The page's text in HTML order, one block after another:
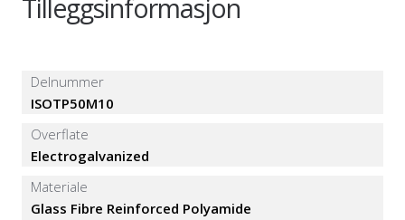
Tilleggsinformasjon
Delnummer
ISOTP50M10
Overflate
Electrogalvanized
Materiale
Glass Fibre Reinforced Polyamide